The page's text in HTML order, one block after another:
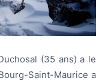
(35 ans) a le
Saint-Maurice a